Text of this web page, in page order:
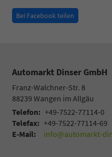
Bei Facebook teilen
Automarkt Dinser GmbH
Franz-Walchner-Str. 8
88239 Wangen im Allgäu
Telefon: +49-7522-77114-0
Telefax: +49-7522-77114-69
E-Mail:
info@automarkt-